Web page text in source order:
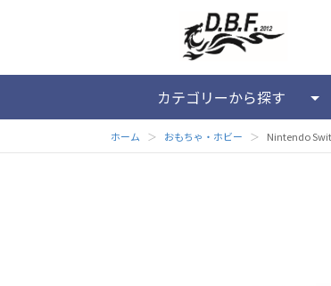
カテゴリーから探す
ホーム ＞ おもちゃ・ホビー ＞ Nintendo